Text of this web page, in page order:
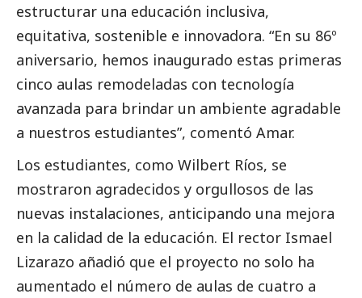
estructurar una educación inclusiva,
equitativa, sostenible e innovadora. “En su 86º
aniversario, hemos inaugurado estas primeras
cinco aulas remodeladas con tecnología
avanzada para brindar un ambiente agradable
a nuestros estudiantes”, comentó Amar.
Los estudiantes, como Wilbert Ríos, se
mostraron agradecidos y orgullosos de las
nuevas instalaciones, anticipando una mejora
en la calidad de la educación. El rector Ismael
Lizarazo añadió que el proyecto no solo ha
aumentado el número de aulas de cuatro a